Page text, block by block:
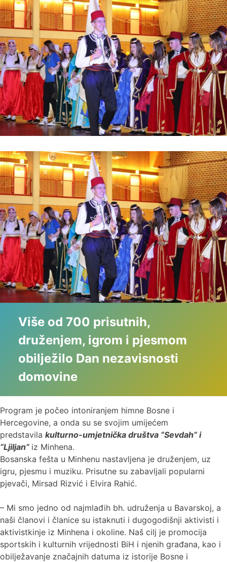
Više od 700 prisutnih,
druženjem, igrom i pjesmom
obilježilo Dan nezavisnosti
domovine
Program je počeo intoniranjem himne Bosne i
Hercegovine, a onda su se svojim umijećem
predstavila kulturno-umjetnička društva “Sevdah” i
“Ljiljan” iz Minhena.
Bosanska fešta u Minhenu nastavljena je druženjem, uz
igru, pjesmu i muziku. Prisutne su zabavljali popularni
pjevači, Mirsad Rizvić i Elvira Rahić.
– Mi smo jedno od najmlađih bh. udruženja u Bavarskoj, a
naši članovi i članice su istaknuti i dugogodišnji aktivisti i
aktivistkinje iz Minhena i okoline. Naš cilj je promocija
sportskih i kulturnih vrijednosti BiH i njenih građana, kao i
obilježavanje značajnih datuma iz istorije Bosne i